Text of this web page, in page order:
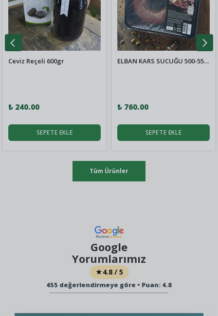
Ceviz Reçeli 600gr
₺ 240.00
SEPETE EKLE
ELBAN KARS SUCUĞU 500-550 GR
₺ 760.00
SEPETE EKLE
Tüm Ürünler
Google
Yorumlarımız
★4.8 / 5
455 değerlendirmeye göre • Puan: 4.8